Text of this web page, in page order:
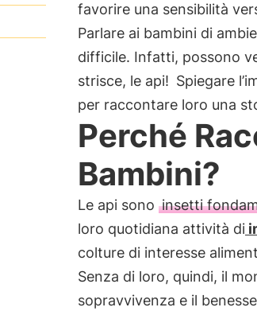
favorire una sensibilità
Parlare ai bambini di
difficile. Infatti, possono
strisce, le api! Spiegare
per raccontare loro una
Perché
Bambini?
Le api sono insetti
loro quotidiana attività di
colture di interesse
Senza di loro, quindi, il
sopravvivenza e il